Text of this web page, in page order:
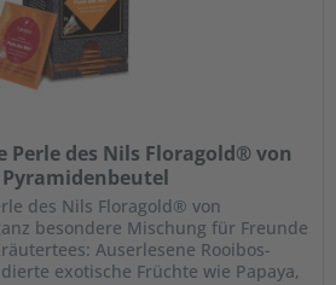
Perle des Nils Floragold® von
Pyramidenbeutel
des Nils Floragold® von
besondere Mischung für Freunde
Auserlesene Rooibos-
exotische Früchte wie Papaya,